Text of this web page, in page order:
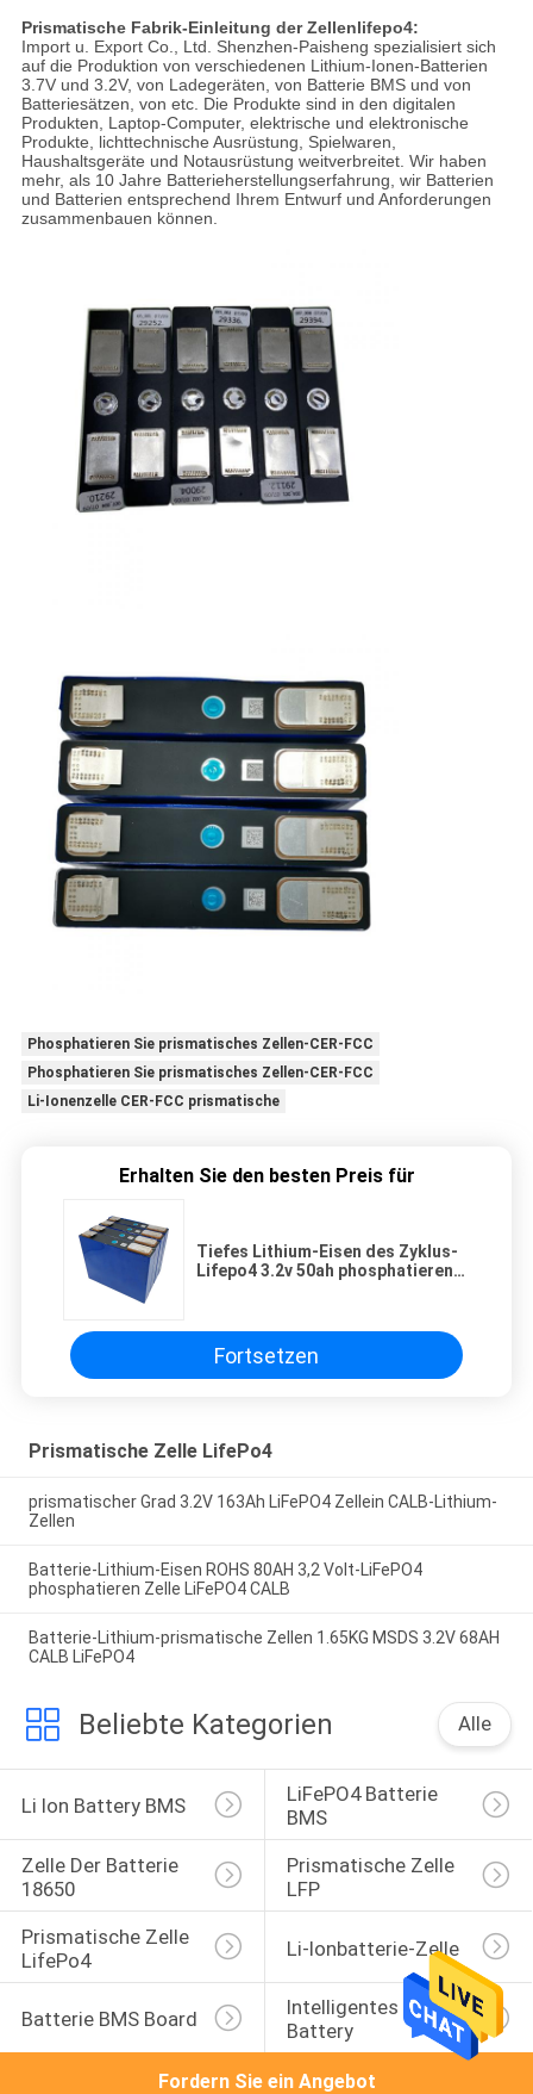
Prismatische Fabrik-Einleitung der Zellenlifepo4:
Import u. Export Co., Ltd. Shenzhen-Paisheng spezialisiert sich
auf die Produktion von verschiedenen Lithium-Ionen-Batterien
3.7V und 3.2V, von Ladegeräten, von Batterie BMS und von
Batteriesätzen, von etc. Die Produkte sind in den digitalen
Produkten, Laptop-Computer, elektrische und elektronische
Produkte, lichttechnische Ausrüstung, Spielwaren,
Haushaltsgeräte und Notausrüstung weitverbreitet. Wir haben
mehr, als 10 Jahre Batterieherstellungserfahrung, wir Batterien
und Batterien entsprechend Ihrem Entwurf und Anforderungen
zusammenbauen können.
Phosphatieren Sie prismatisches Zellen-CER-FCC
Phosphatieren Sie prismatisches Zellen-CER-FCC
Li-Ionenzelle CER-FCC prismatische
Erhalten Sie den besten Preis für
Tiefes Lithium-Eisen des Zyklus-
Lifepo4 3.2v 50ah phosphatieren
Fortsetzen
Prismatische Zelle LifePo4
prismatischer Grad 3.2V 163Ah LiFePO4 Zellein CALB-Lithium-
Zellen
Batterie-Lithium-Eisen ROHS 80AH 3,2 Volt-LiFePO4
phosphatieren Zelle LiFePO4 CALB
Batterie-Lithium-prismatische Zellen 1.65KG MSDS 3.2V 68AH
CALB LiFePO4
Beliebte Kategorien Alle
Li Ion Battery BMS
LiFePO4 Batterie
BMS
Zelle Der Batterie
18650
Prismatische Zelle
LFP
Prismatische Zelle
LifePo4
Li-Ionbatterie-Zelle
Batterie BMS Board
Intelligentes BMS
Battery
Fordern Sie ein Angebot